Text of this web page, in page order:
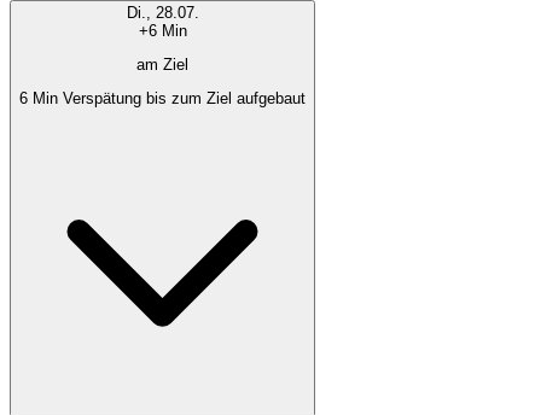
Di., 28.07.
+6 Min
am Ziel
6 Min Verspätung bis zum Ziel aufgebaut